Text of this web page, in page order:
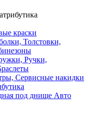
краски
Толстовки,
Ручки,
Сервисные накидки
под днище Авто